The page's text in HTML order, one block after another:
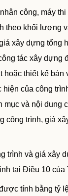
công, máy
theo khối lượng
xây dựng tổng
tác xây dựng
hoặc thiết kế bản
của công
mục và nội dung
công trình, giá
trình và giá xây
tại Điều 10 của
tính bằng tỷ